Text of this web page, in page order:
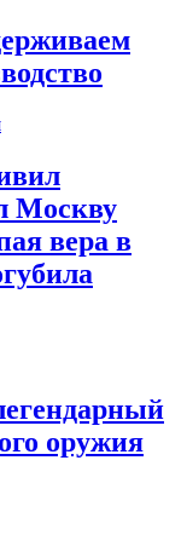
Москву
вера в
оружия